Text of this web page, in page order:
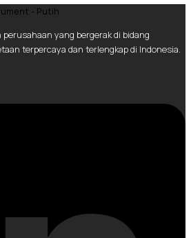
yang bergerak di bidang
terpercaya dan terlengkap di Indonesia.